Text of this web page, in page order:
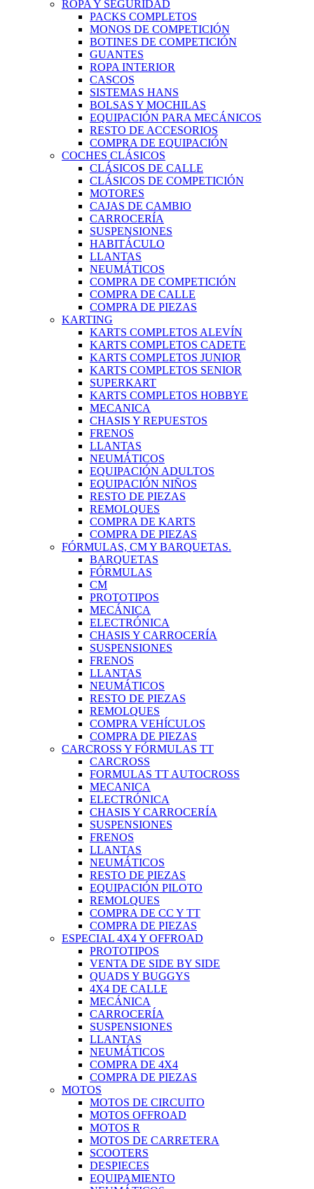
ROPA Y SEGURIDAD
PACKS COMPLETOS
MONOS DE COMPETICIÓN
BOTINES DE COMPETICIÓN
GUANTES
ROPA INTERIOR
CASCOS
SISTEMAS HANS
BOLSAS Y MOCHILAS
EQUIPACIÓN PARA MECÁNICOS
RESTO DE ACCESORIOS
COMPRA DE EQUIPACIÓN
COCHES CLÁSICOS
CLÁSICOS DE CALLE
CLÁSICOS DE COMPETICIÓN
MOTORES
CAJAS DE CAMBIO
CARROCERÍA
SUSPENSIONES
HABITÁCULO
LLANTAS
NEUMÁTICOS
COMPRA DE COMPETICIÓN
COMPRA DE CALLE
COMPRA DE PIEZAS
KARTING
KARTS COMPLETOS ALEVÍN
KARTS COMPLETOS CADETE
KARTS COMPLETOS JUNIOR
KARTS COMPLETOS SENIOR
SUPERKART
KARTS COMPLETOS HOBBYE
MECANICA
CHASIS Y REPUESTOS
FRENOS
LLANTAS
NEUMÁTICOS
EQUIPACIÓN ADULTOS
EQUIPACIÓN NIÑOS
RESTO DE PIEZAS
REMOLQUES
COMPRA DE KARTS
COMPRA DE PIEZAS
FÓRMULAS, CM Y BARQUETAS.
BARQUETAS
FÓRMULAS
CM
PROTOTIPOS
MECÁNICA
ELECTRÓNICA
CHASIS Y CARROCERÍA
SUSPENSIONES
FRENOS
LLANTAS
NEUMÁTICOS
RESTO DE PIEZAS
REMOLQUES
COMPRA VEHÍCULOS
COMPRA DE PIEZAS
CARCROSS Y FÓRMULAS TT
CARCROSS
FORMULAS TT AUTOCROSS
MECANICA
ELECTRÓNICA
CHASIS Y CARROCERÍA
SUSPENSIONES
FRENOS
LLANTAS
NEUMÁTICOS
RESTO DE PIEZAS
EQUIPACIÓN PILOTO
REMOLQUES
COMPRA DE CC Y TT
COMPRA DE PIEZAS
ESPECIAL 4X4 Y OFFROAD
PROTOTIPOS
VENTA DE SIDE BY SIDE
QUADS Y BUGGYS
4X4 DE CALLE
MECÁNICA
CARROCERÍA
SUSPENSIONES
LLANTAS
NEUMÁTICOS
COMPRA DE 4X4
COMPRA DE PIEZAS
MOTOS
MOTOS DE CIRCUITO
MOTOS OFFROAD
MOTOS R
MOTOS DE CARRETERA
SCOOTERS
DESPIECES
EQUIPAMIENTO